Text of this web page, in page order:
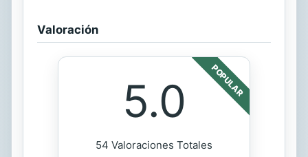
Valoración
POPULAR
5.0
54 Valoraciones Totales